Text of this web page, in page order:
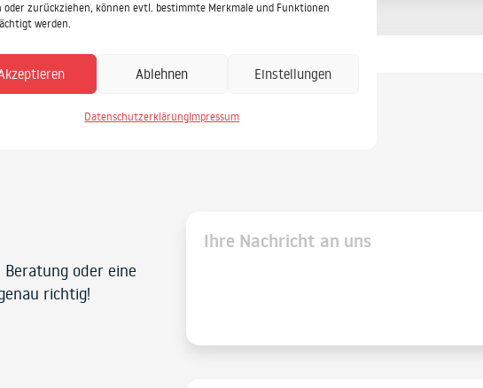
oder zurückziehen, können evtl. bestimmte Merkmale und Funktionen
werden.
Ablehnen Einstellungen
DatenschutzerklärungImpressum
oder eine
richtig!